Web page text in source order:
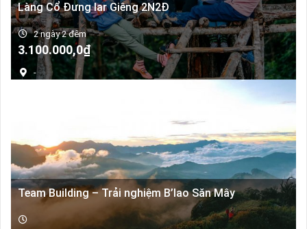
Làng Cổ Đưng Iar Giêng 2N2Đ
2 ngày 2 đêm
Giá
là:
3.100.000,0₫Giá
hiện
tại
-
Team Building – Trải nghiệm B’lao Săn Mây